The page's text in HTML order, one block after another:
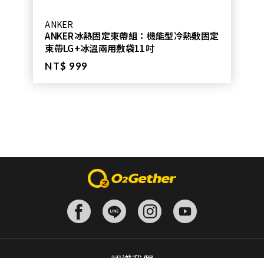
ANKER
ANKER冰熱固定束帶組：機能型冷熱敷固定
束帶LG+冰溫兩用敷袋11吋
NT$ 999